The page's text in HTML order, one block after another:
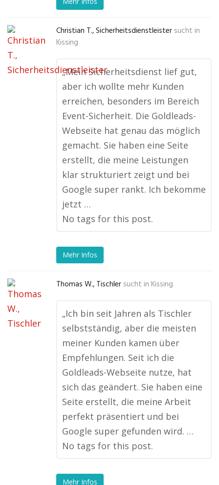
Christian T., Sicherheitsdienstleister sucht in
Kissing
„Mein Sicherheitsdienst lief gut,
aber ich wollte mehr Kunden
erreichen, besonders im Bereich
Event-Sicherheit. Die Goldleads-
Webseite hat genau das möglich
gemacht. Sie haben eine Seite
erstellt, die meine Leistungen
klar strukturiert zeigt und bei
Google super rankt. Ich bekomme
jetzt …
No tags for this post.
Mehr Infos
Thomas W., Tischler sucht in Kissing
„Ich bin seit Jahren als Tischler
selbstständig, aber die meisten
meiner Kunden kamen über
Empfehlungen. Seit ich die
Goldleads-Webseite nutze, hat
sich das geändert. Sie haben eine
Seite erstellt, die meine Arbeit
perfekt präsentiert und bei
Google super gefunden wird. …
No tags for this post.
Mehr Infos